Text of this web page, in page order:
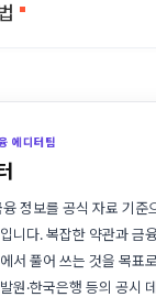
에디터팀
융 정보를 공식 자료 기준
니다. 복잡한 약관과 금
서 풀어 쓰는 것을 목표
원·한국은행 등의 공시